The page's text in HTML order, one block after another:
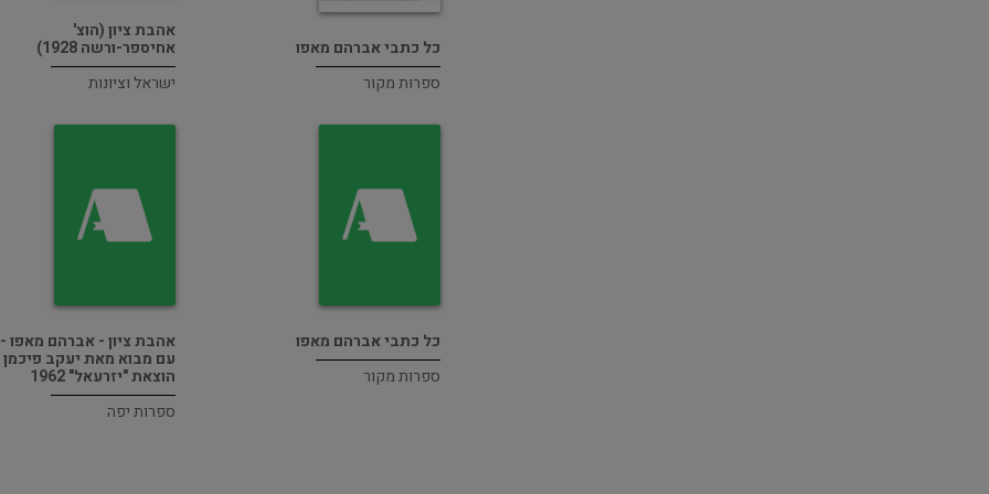
כל כתבי אברהם מאפו
ספרות מקור
אהבת ציון (הוצ'
אחיספר-ורשה 1928)
ישראל וציונות
כל כתבי אברהם מאפו
ספרות מקור
אהבת ציון - אברהם מאפו -
עם מבוא מאת יעקב
הוצאת "יזרעאל" 1962
ספרות יפה